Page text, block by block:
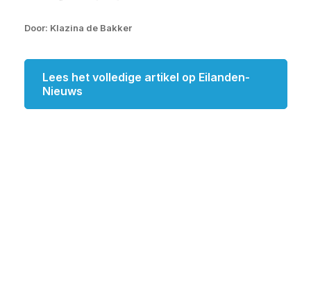
Door: Klazina de Bakker
Lees het volledige artikel op Eilanden-
Nieuws